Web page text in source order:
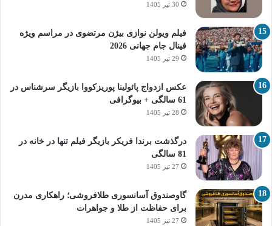
30 تیر 1405
فیلم ویولن نوازی بیژن مرتضوی در مراسم ویژه
فینال جام جهانی 2026
29 تیر 1405
عکس ازدواج پائولینا پوریزکووا بازیگر سرشناس در
61 سالگی + بیوگرافی
28 تیر 1405
درگذشت برندا فریکر بازیگر فیلم تنها در خانه در
81 سالگی
27 تیر 1405
گاوصندوق آسانسوری طلافروشی؛ راهکاری مدرن
برای حفاظت از طلا و جواهرات
27 تیر 1405